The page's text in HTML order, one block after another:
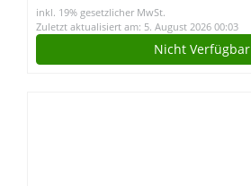
inkl. 19% gesetzlicher MwSt.
Zuletzt aktualisiert am: 5. August 2026 00:03
Nicht Verfügbar